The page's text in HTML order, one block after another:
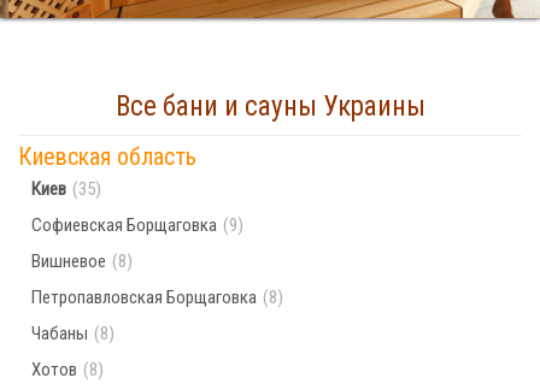
Найдено
Населённых пунктов по поисковому запросу
не найдено. Попробуйте ввести другой город
Все бани и сауны Украины
Киевская область
Киев (35)
Софиевская Борщаговка (9)
Вишневое (8)
Петропавловская Борщаговка (8)
Чабаны (8)
Хотов (8)